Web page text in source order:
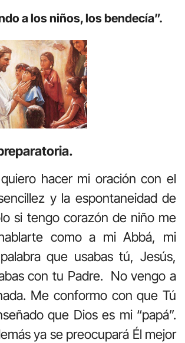
a los niños, los bendecía”.
hacer mi oración con el
y la espontaneidad de
si tengo corazón de niño me
como a mi Abbá, mi
que usabas tú, Jesús,
con tu Padre. No vengo a
Me conformo con que Tú
que Dios es mi “papá”.
ya se preocupará Él mejor